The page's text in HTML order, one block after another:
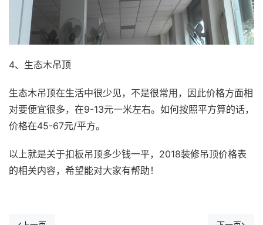
4、生态木吊顶
生态木吊顶在生活中很少见，不是很常用，因此价格方面相
对要便宜很多，在9-13元一米左右。如何按照平方算的话，
价格在45-67元/平方。
以上就是关于扣板吊顶多少钱一平，2018装修吊顶价格表
的相关内容，希望能对大家有帮助！